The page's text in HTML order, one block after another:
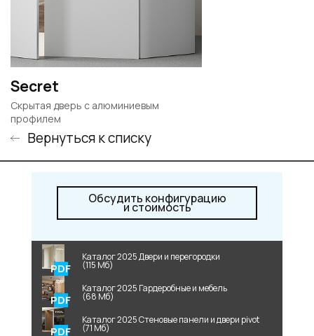
Secret
Скрытая дверь с алюминиевым
профилем
Вернуться к списку
Обсудить конфигурацию
и стоимость
Каталог 2025 Двери и перегородки
(115 Мб)
Каталог 2025 Гардеробные и мебель
(68 Мб)
Каталог 2025 Стеновые панели и двери pivot
(71 Мб)